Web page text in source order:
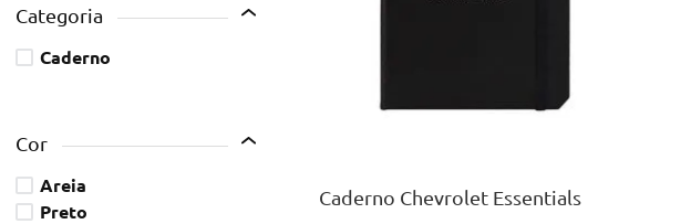
categoria
caderno
cor
areia
preto
COMPRAR
Caderno Chevrolet Essentials